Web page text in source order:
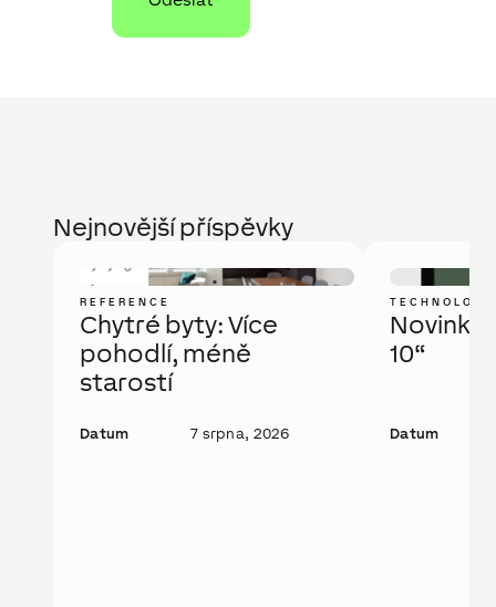
Nejnovější příspěvky
REFERENCE
Chytré byty: Více
pohodlí, méně
starostí
Datum 7 srpna, 2026
Novinka:
10“
Datum